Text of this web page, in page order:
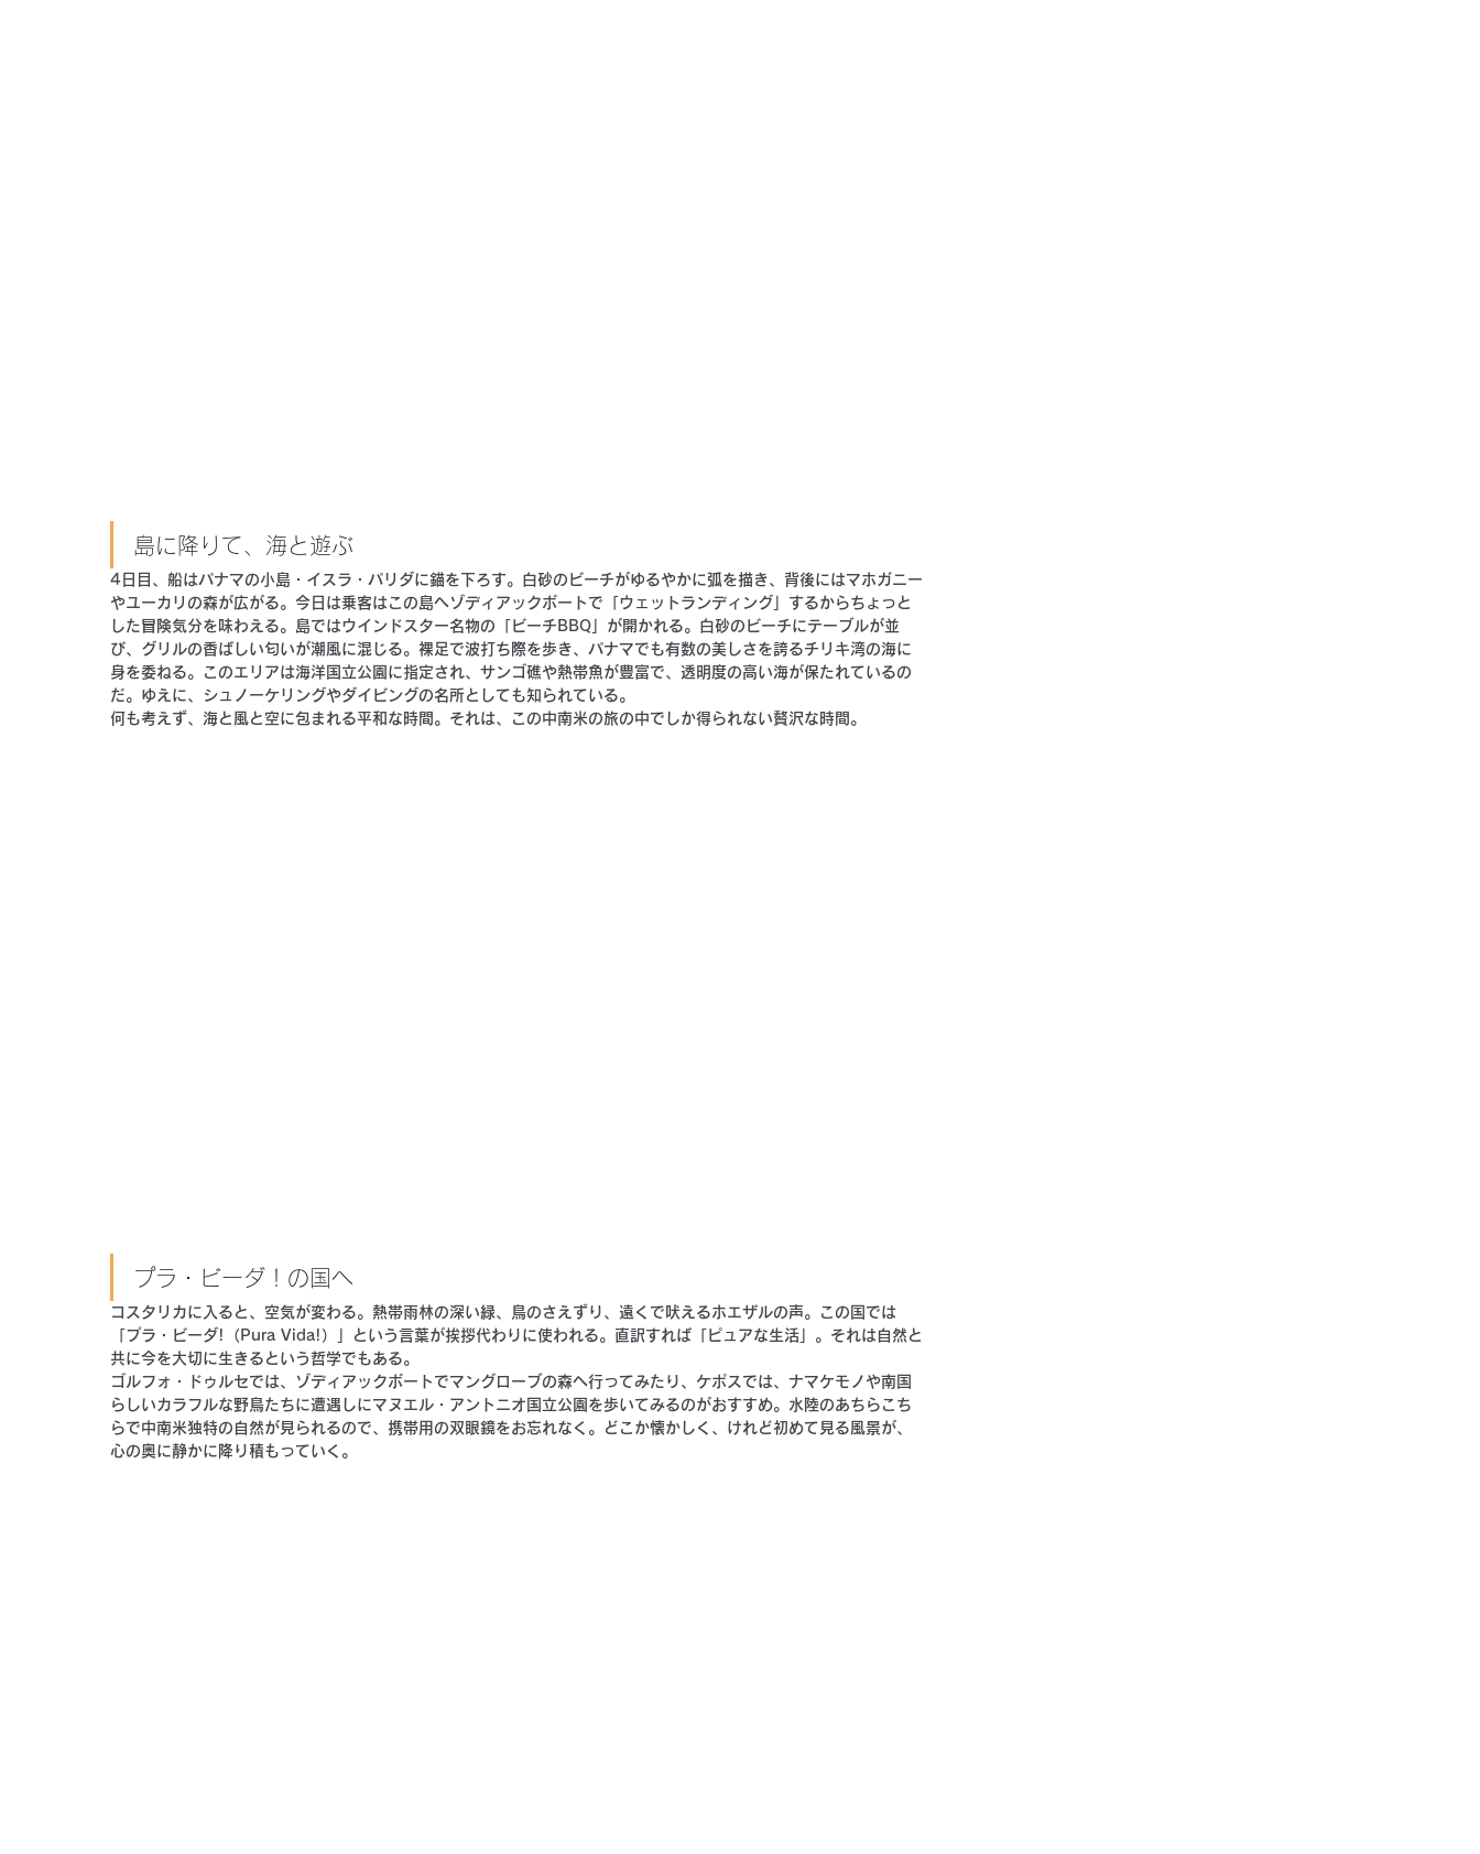
島に降りて、海と遊ぶ
4日目、船はパナマの小島・イスラ・パリダに錨を下ろす。白砂のビーチがゆるやかに弧を描き、背後にはマホガニー
やユーカリの森が広がる。今日は乗客はこの島へゾディアックボートで「ウェットランディング」するからちょっと
した冒険気分を味わえる。島ではウインドスター名物の「ビーチBBQ」が開かれる。白砂のビーチにテーブルが並
び、グリルの香ばしい匂いが潮風に混じる。裸足で波打ち際を歩き、パナマでも有数の美しさを誇るチリキ湾の海に
身を委ねる。このエリアは海洋国立公園に指定され、 サンゴ礁や熱帯魚が豊富で、透明度の高い海が保たれているの
だ。ゆえに、シュノーケリングやダイビングの名所としても知られている。
何も考えず、海と風と空に包まれる平和な時間。それは、この中南米の旅の中でしか得られない贅沢な時間。
プラ・ビーダ！の国へ
コスタリカに入ると、空気が変わる。熱帯雨林の深い緑、鳥のさえずり、遠くで吠えるホエザルの声。この国では
「プラ・ビーダ!（Pura Vida!）」という言葉が挨拶代わりに使われる。直訳すれば「ピュアな生活」。それは 自然と
共に今を大切に生きる という哲学でもある。
ゴルフォ・ドゥルセでは、ゾディアックボートでマングローブの森へ行ってみたり、ケポスでは、ナマケモノや南国
らしいカラフルな野鳥たちに遭遇しにマヌエル・アントニオ国立公園を歩いてみるのがおすすめ。水陸のあちらこち
らで中南米独特の自然が見られるので、携帯用の双眼鏡をお忘れなく。どこか懐かしく、けれど初めて見る風景が、
心の奥に静かに降り積もっていく。